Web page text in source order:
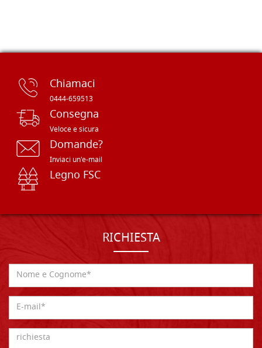
Chiamaci
0444-659513
Consegna
Veloce e sicura
Domande?
Inviaci un'e-mail
Legno FSC
RICHIESTA